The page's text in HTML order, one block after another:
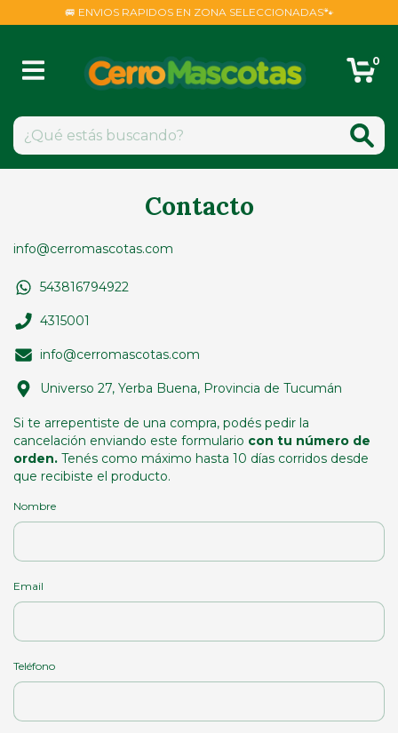
🚐 ENVIOS RAPIDOS EN ZONA SELECCIONADAS🐾
0
Contacto
info@cerromascotas.com
543816794922
4315001
info@cerromascotas.com
Universo 27, Yerba Buena, Provincia de Tucumán
Si te arrepentiste de una compra, podés pedir la
cancelación enviando este formulario con tu número de
orden. Tenés como máximo hasta 10 días corridos desde
que recibiste el producto.
Nombre
Email
Teléfono